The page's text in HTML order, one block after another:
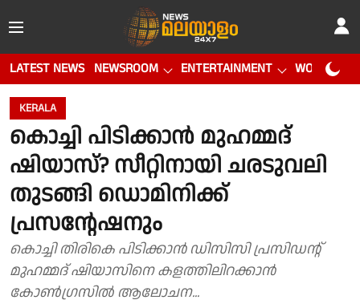
LATEST NEWS NEWSROOM ENTERTAINMENT WORLD CUP
KERALA
കൊച്ചി പിടിക്കാൻ മുഹമ്മദ്
ഷിയാസ്? സീറ്റിനായി ചരടുവലി
തുടങ്ങി ഡൊമിനിക്ക്
പ്രസൻ്റേഷനും
കൊച്ചി തിരികെ പിടിക്കാൻ ഡിസിസി പ്രസിഡൻ്റ്
മുഹമ്മദ് ഷിയാസിനെ കളത്തിലിറക്കാൻ
കോൺഗ്രസിൽ ആലോചന...